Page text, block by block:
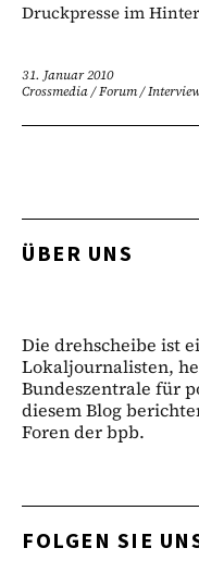
Druckpresse im
31. Januar 2010
Crossmedia/Forum/
ÜBER UNS
Die drehscheibe ist
Lokaljournalisten,
Bundeszentrale für
diesem Blog
Foren der bpb.
FOLGEN SIE